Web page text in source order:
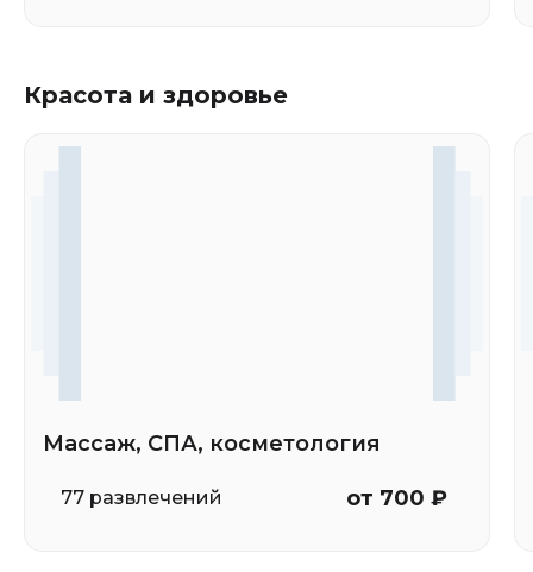
Красота и здоровье
Массаж, СПА, косметология
77 развлечений от 700 ₽